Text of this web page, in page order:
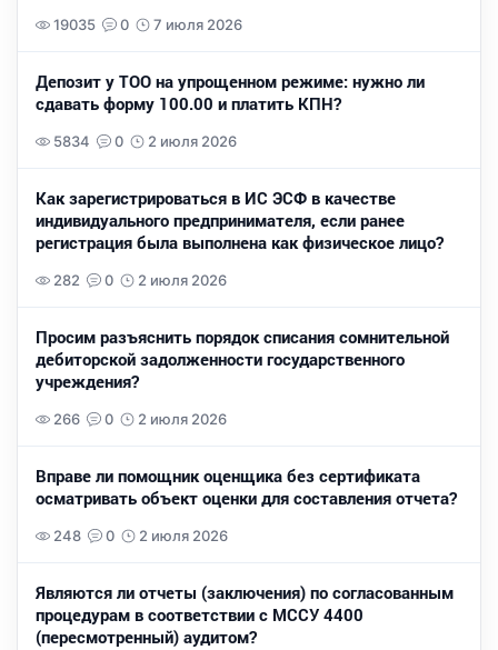
19035 0 7 июля 2026
Депозит у ТОО на упрощенном режиме: нужно ли
сдавать форму 100.00 и платить КПН?
5834 0 2 июля 2026
Как зарегистрироваться в ИС ЭСФ в качестве
индивидуального предпринимателя, если ранее
регистрация была выполнена как физическое лицо?
282 0 2 июля 2026
Просим разъяснить порядок списания сомнительной
дебиторской задолженности государственного
учреждения?
266 0 2 июля 2026
Вправе ли помощник оценщика без сертификата
осматривать объект оценки для составления отчета?
248 0 2 июля 2026
Являются ли отчеты (заключения) по согласованным
процедурам в соответствии с МССУ 4400
(пересмотренный) аудитом?